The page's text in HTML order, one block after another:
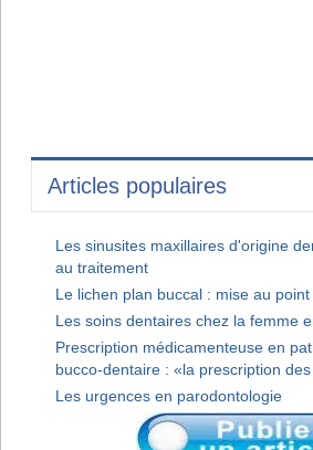
Articles populaires
Les sinusites maxillaires d'origine
au traitement
Le lichen plan buccal : mise au point
Les soins dentaires chez la femme
Prescription médicamenteuse en
bucco-dentaire : «la prescription
Les urgences en parodontologie